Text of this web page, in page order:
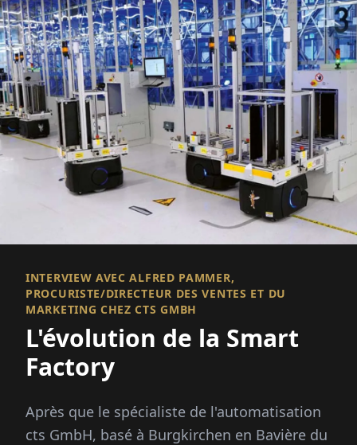
INTERVIEW AVEC ALFRED PAMMER,
PROCURISTE/DIRECTEUR DES VENTES ET DU
MARKETING CHEZ CTS GMBH
L'évolution de la Smart
Factory
Après que le spécialiste de l'automatisation
cts GmbH, basé à Burgkirchen en Bavière du